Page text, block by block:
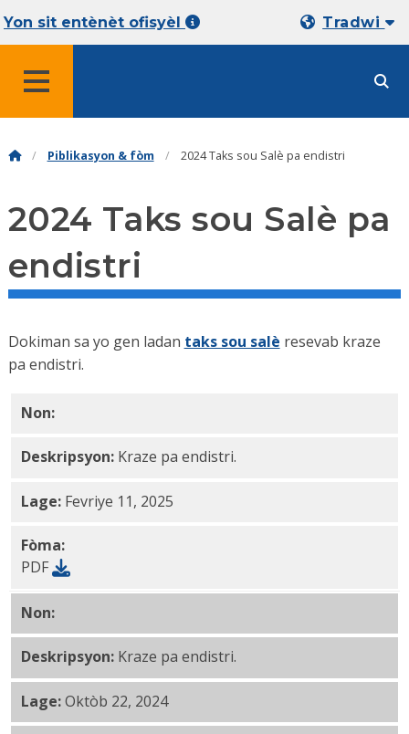
Yon sit entènèt ofisyèl Tradwi
Piblikasyon & fòm 2024 Taks sou Salè pa endistri
2024 Taks sou Salè pa
endistri
Dokiman sa yo gen ladan taks sou salè resevab kraze
pa endistri.
Non:Jiyè jiska Jen FY2024 Taks sou Salè PDF
Deskripsyon: Kraze pa endistri.
Lage: Fevriye 11, 2025
Fòma:
PDF
Non:Jiyè pou Mas FY2024 Taks sou Salè PDF
Deskripsyon: Kraze pa endistri.
Lage:Oktòb 22, 2024